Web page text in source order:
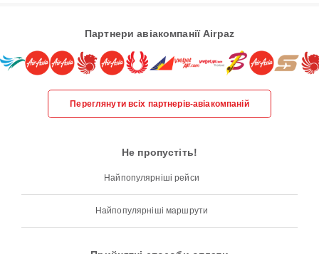
Партнери авіакомпанії Airpaz
Переглянути всіх партнерів-авіакомпаній
Не пропустіть!
Найпопулярніші рейси
Найпопулярніші маршрути